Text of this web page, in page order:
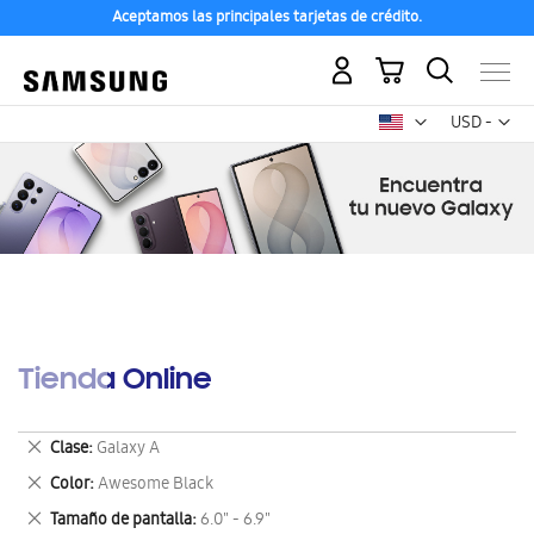
Aceptamos las principales tarjetas de crédito.
USD -
dólar
Mi carrito
Tienda Online
Clase Galaxy A
Eliminar
este
artículo
Color Awesome Black
Eliminar
este
Tamaño de pantalla 6.0" - 6.9"
Eliminar